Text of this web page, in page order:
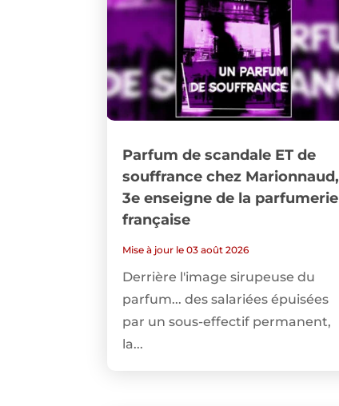
Parfum de scandale ET de
souffrance chez Marionnaud,
3e enseigne de la parfumerie
française
Mise à jour le 03 août 2026
Derrière l'image sirupeuse du
parfum... des salariées épuisées
par un sous-effectif permanent,
la...